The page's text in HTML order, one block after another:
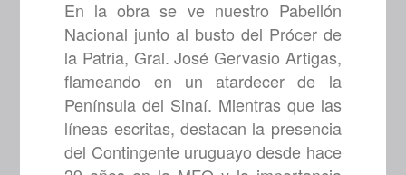
En la obra se ve nuestro Pabellón
Nacional junto al busto del Prócer de
la Patria, Gral. José Gervasio Artigas,
flameando en un atardecer de la
Península del Sinaí. Mientras que las
líneas escritas, destacan la presencia
del Contingente uruguayo desde hace